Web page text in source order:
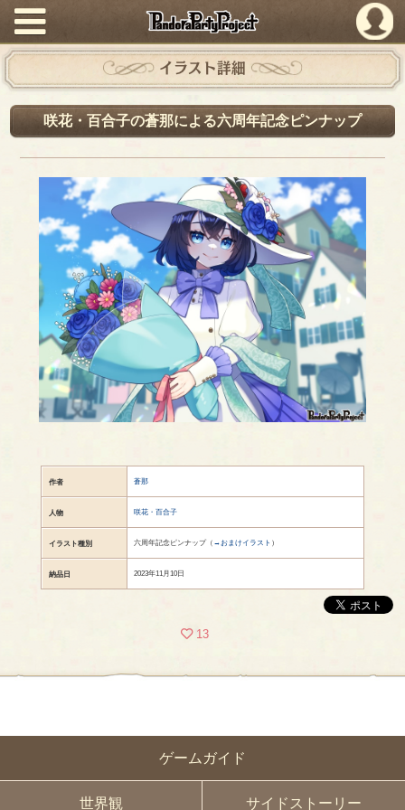
PandoraPartyProject
ゲームガイド
世界観 サイドストーリー
イラスト詳細
咲花・百合子の蒼那による六周年記念ピンナップ
作者 蒼那
人物 咲花・百合子
イラスト種別 六周年記念ピンナップ（ →おまけイラスト ）
納品日 2023年11月10日
13